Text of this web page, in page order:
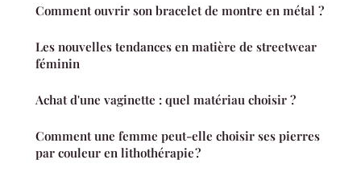
Comment ouvrir son bracelet de montre en métal ?
Les nouvelles tendances en matière de streetwear
féminin
Achat d'une vaginette : quel matériau choisir ?
Comment une femme peut-elle choisir ses pierres
par couleur en lithothérapie ?